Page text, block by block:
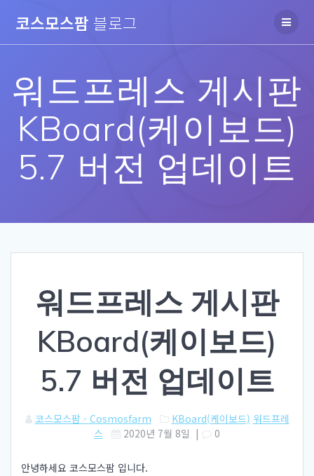
코스모스팜 블로그
워드프레스 게시판
KBoard(케이보드)
5.7 버전 업데이트
워드프레스 게시판
KBoard(케이보드)
5.7 버전 업데이트
코스모스팜 - Cosmosfarm KBoard(케이보드) 워드프레
스
2020년 7월 8일 | 0
안녕하세요 코스모스팜 입니다.